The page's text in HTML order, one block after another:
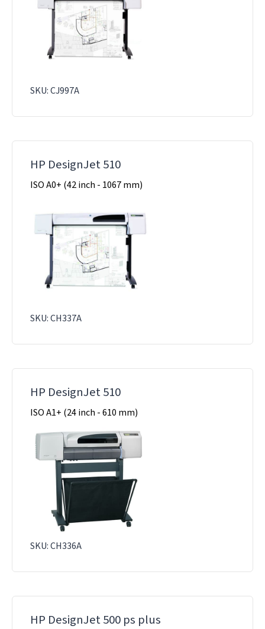
SKU: CJ997A
HP DesignJet 510
ISO A0+ (42 inch - 1067 mm)
SKU: CH337A
HP DesignJet 510
ISO A1+ (24 inch - 610 mm)
SKU: CH336A
HP DesignJet 500 ps plus